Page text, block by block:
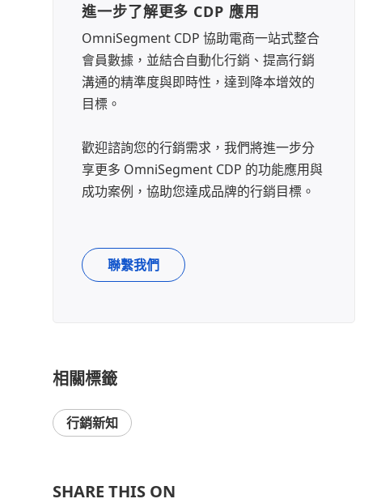
進一步了解更多 CDP 應用
OmniSegment CDP 協助電商一站式整合
會員數據，並結合自動化行銷、提高行銷
溝通的精準度與即時性，達到降本增效的
目標。
歡迎諮詢您的行銷需求，我們將進一步分
享更多 OmniSegment CDP 的功能應用與
成功案例，協助您達成品牌的行銷目標。
聯繫我們
相關標籤
行銷新知
SHARE THIS ON